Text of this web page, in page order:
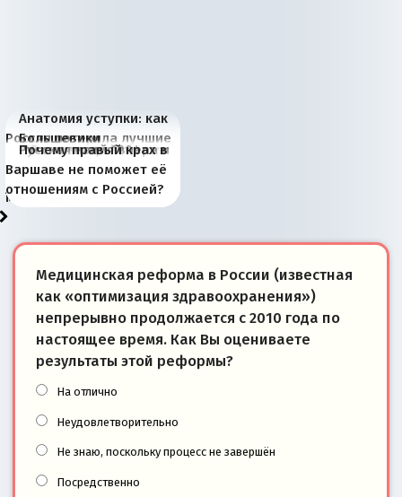
Анатомия уступки: как
Россия потеряла лучшие
рыбопромысловые
районы Баренцева
моря
Большевики
отличаются от «Яблока»
тем, что они -
победители
Киевская марионетка
Запада рассказала о
«переобувании» хозяев
В России назрели
перемены: 15 шагов к
суверенной экономике
Миграционный пожар
Европы
Россия начинает
сбрасывать балласт
Анкориджа
Россия зимой 1904
года: первые уступки во
внутренней политике
Русская нация вчера и
сегодня
Почему правый крах в
Варшаве не поможет её
отношениям с Россией?
Медицинская реформа в России (известная
как «оптимизация здравоохранения»)
непрерывно продолжается с 2010 года по
настоящее время. Как Вы оцениваете
результаты этой реформы?
На отлично
Неудовлетворительно
Не знаю, поскольку процесс не завершён
Посредственно